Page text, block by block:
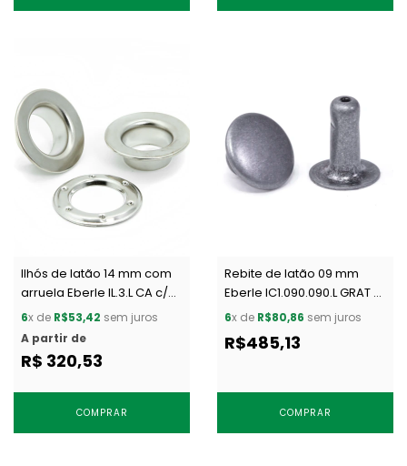
Ilhós de latão 14 mm com
arruela Eberle IL.3.L CA c/
200 un
6x de R$53,42 sem juros
A partir de
R$ 320,53
COMPRAR
Rebite de latão 09 mm
Eberle IC1.090.090.L GRAT c/
1000 un
6x de R$80,86 sem juros
R$485,13
COMPRAR